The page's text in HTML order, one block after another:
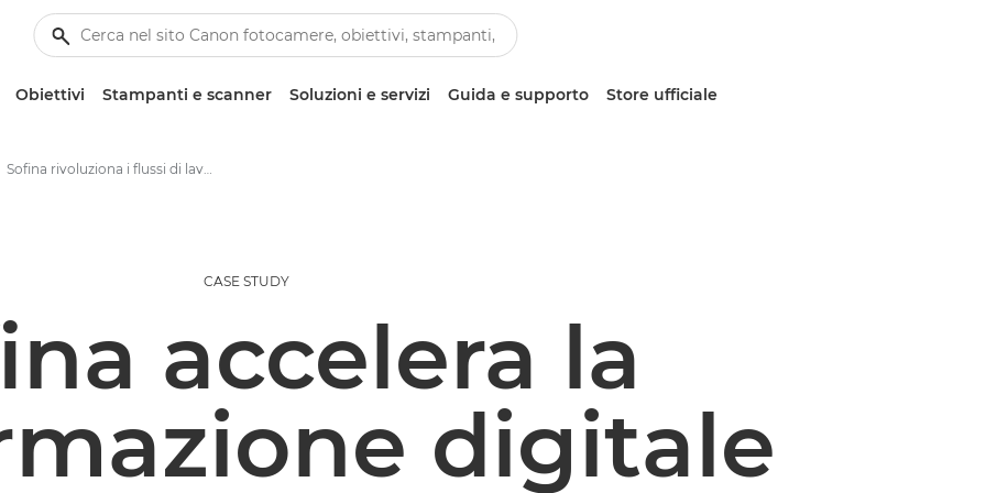
Obiettivi Stampanti e scanner Soluzioni e servizi Guida e supporto Store ufficiale
Sofina rivoluziona i flussi di lavoro e favorisce la crescita con le soluzioni Canon
CASE STUDY
accelera la
digitale